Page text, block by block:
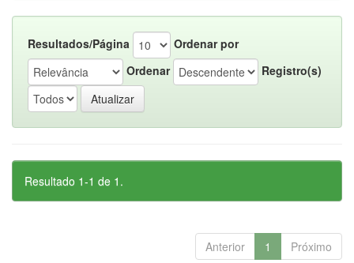
Resultados/Página
Ordenar por
Ordenar
Registro(s)
Resultado 1-1 de 1.
Anterior 1 Próximo